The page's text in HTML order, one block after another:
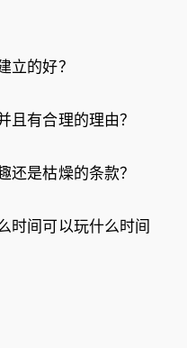
立的好？
且有合理的理由？
还是枯燥的条款？
时间可以玩什么时间